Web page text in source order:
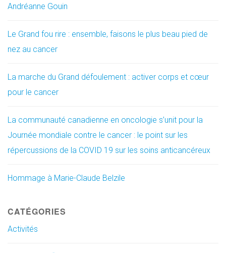
Andréanne Gouin
Le Grand fou rire : ensemble, faisons le plus beau pied de
nez au cancer
La marche du Grand défoulement : activer corps et cœur
pour le cancer
La communauté canadienne en oncologie s’unit pour la
Journée mondiale contre le cancer : le point sur les
répercussions de la COVID 19 sur les soins anticancéreux
Hommage à Marie-Claude Belzile
CATÉGORIES
Activités